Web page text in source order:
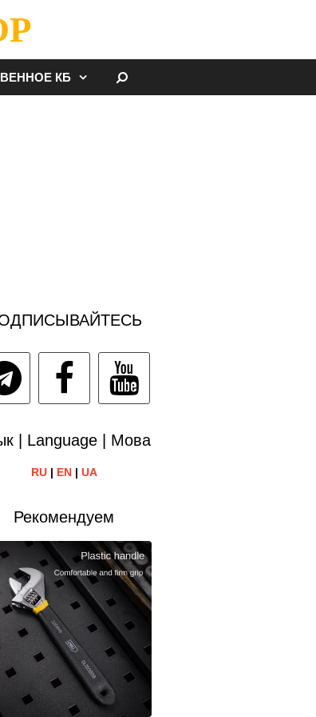
КБ
| Language | Мова
RU| EN| UA
Рекомендуем